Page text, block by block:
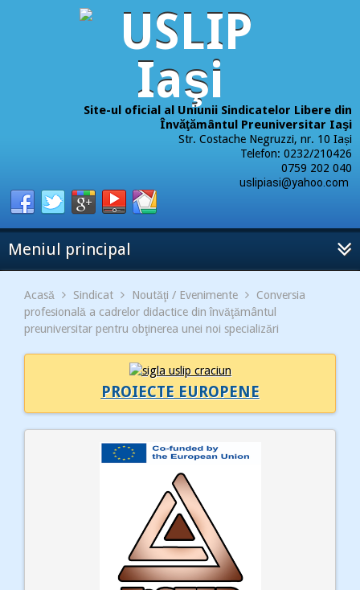
Site-ul oficial al Uniunii Sindicatelor Libere din
Învăţământul Preuniversitar Iaşi
Str. Costache Negruzzi, nr. 10 Iași
Telefon: 0232/210426
0759 202 040
uslipiasi@yahoo.com
Meniul principal
Acasă Sindicat Noutăţi / Evenimente
Conversia
profesională a cadrelor didactice din învăţământul
preuniversitar pentru obţinerea unei noi specializări
PROIECTE EUROPENE